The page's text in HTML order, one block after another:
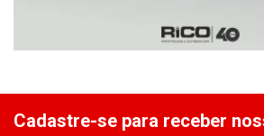
Cadastre-se para receber